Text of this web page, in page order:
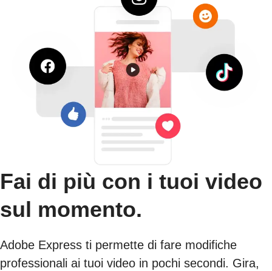
Fai di più con i tuoi video
sul momento.
Adobe Express ti permette di fare modifiche
professionali ai tuoi video in pochi secondi. Gira,